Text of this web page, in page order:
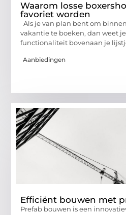
Waarom losse
favoriet worden
Als je van plan bent om
vakantie te boeken, dan weet
functionaliteit bovenaan je
Aanbiedingen
Efficiënt bouwen met
Prefab bouwen is een